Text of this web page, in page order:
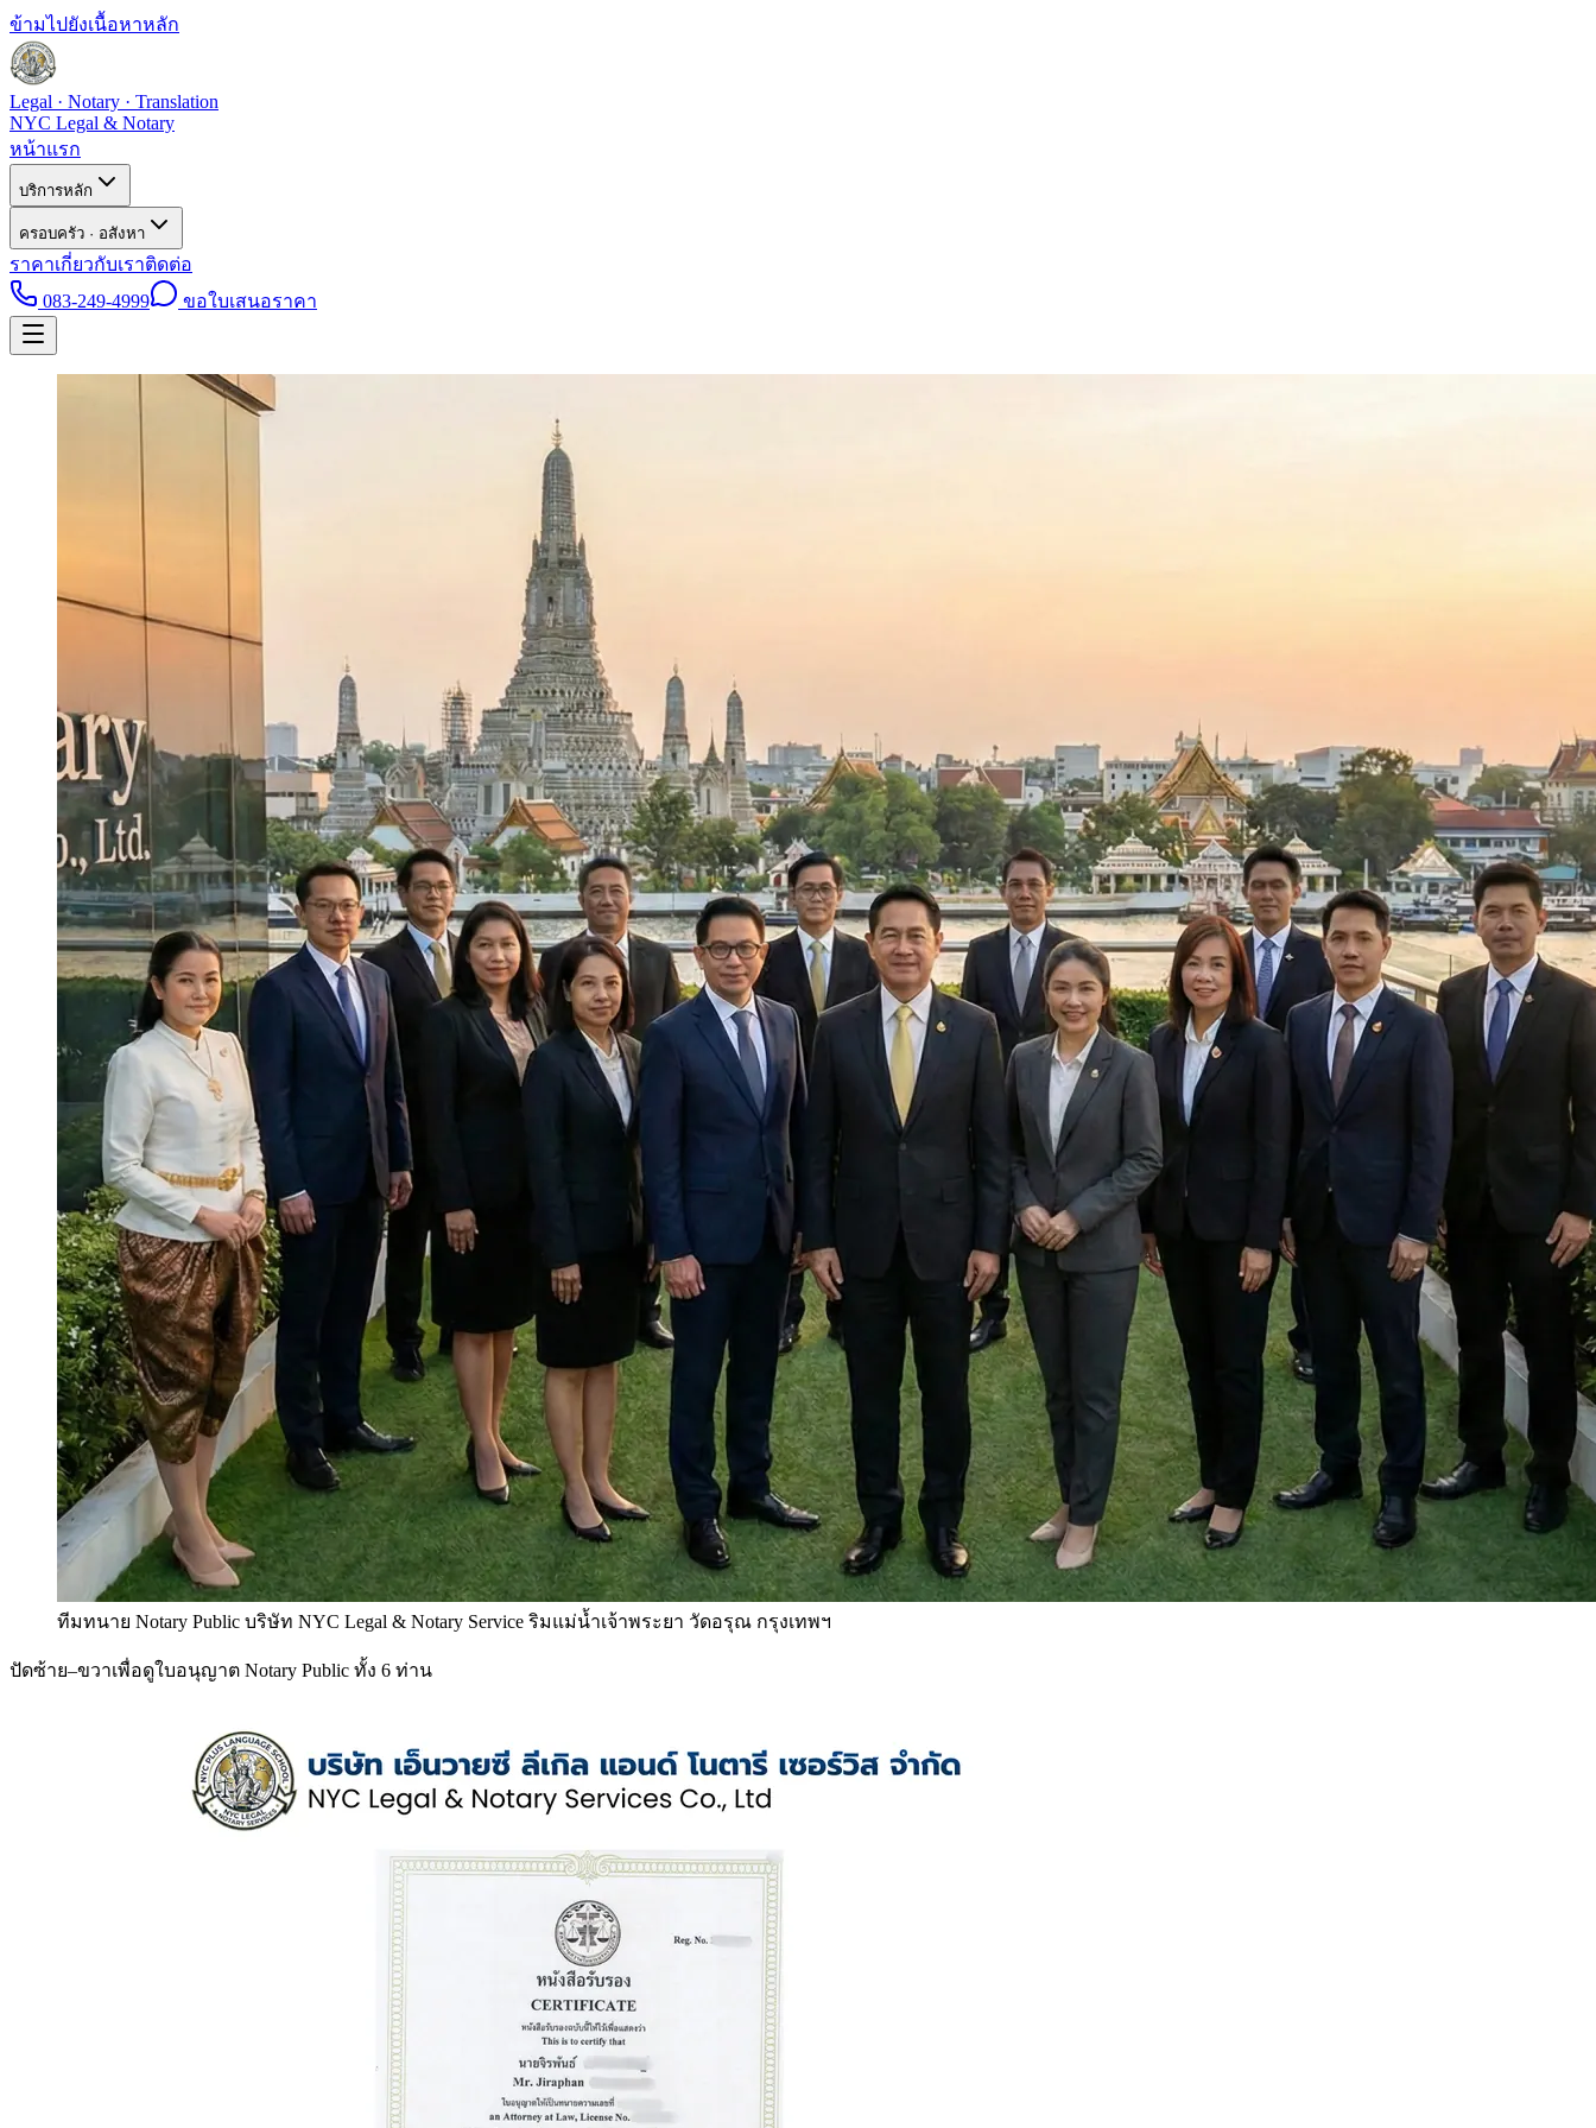
ข้ามไปยังเนื้อหาหลัก
Legal · Notary · Translation
NYC Legal & Notary
หน้าแรก
บริการหลัก
ครอบครัว · อสังหา
ราคาเกี่ยวกับเราติดต่อ
083-249-4999
ขอใบเสนอราคา
ทีมทนาย Notary Public บริษัท NYC Legal & Notary Service ริมแม่น้ำเจ้าพระยา วัดอรุณ กรุงเทพฯ
ปัดซ้าย–ขวาเพื่อดูใบอนุญาต Notary Public ทั้ง 6 ท่าน